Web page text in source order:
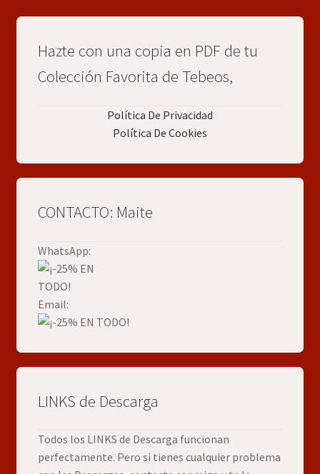
Hazte con una copia en PDF de tu
Colección Favorita de Tebeos,
Política De Privacidad
Política De Cookies
CONTACTO: Maite
WhatsApp:
Email:
LINKS de Descarga
Todos los LINKS de Descarga funcionan
perfectamente. Pero si tienes cualquier problema